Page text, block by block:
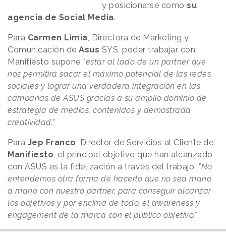
y posicionarse comosu
agencia de Social Media.
Para Carmen Limia, Directora de Marketing y
Comunicación de Asus SYS, poder trabajar con
Manifiesto supone "estar al lado de un partner que
nos permitirá sacar el máximo potencial de las redes
sociales y lograr una verdadera integración en las
campañas de ASUS gracias a su amplio dominio de
estrategia de medios, contenidos y demostrada
creatividad."
Para Jep Franco, Director de Servicios al Cliente de
Manifiesto, el principal objetivo que han alcanzado
con ASUS es la fidelización a través del trabajo. "No
entendemos otra forma de hacerlo que no sea mano
a mano con nuestro partner, para conseguir alcanzar
los objetivos y por encima de todo, el awareness y
engagement de la marca con el público objetivo."